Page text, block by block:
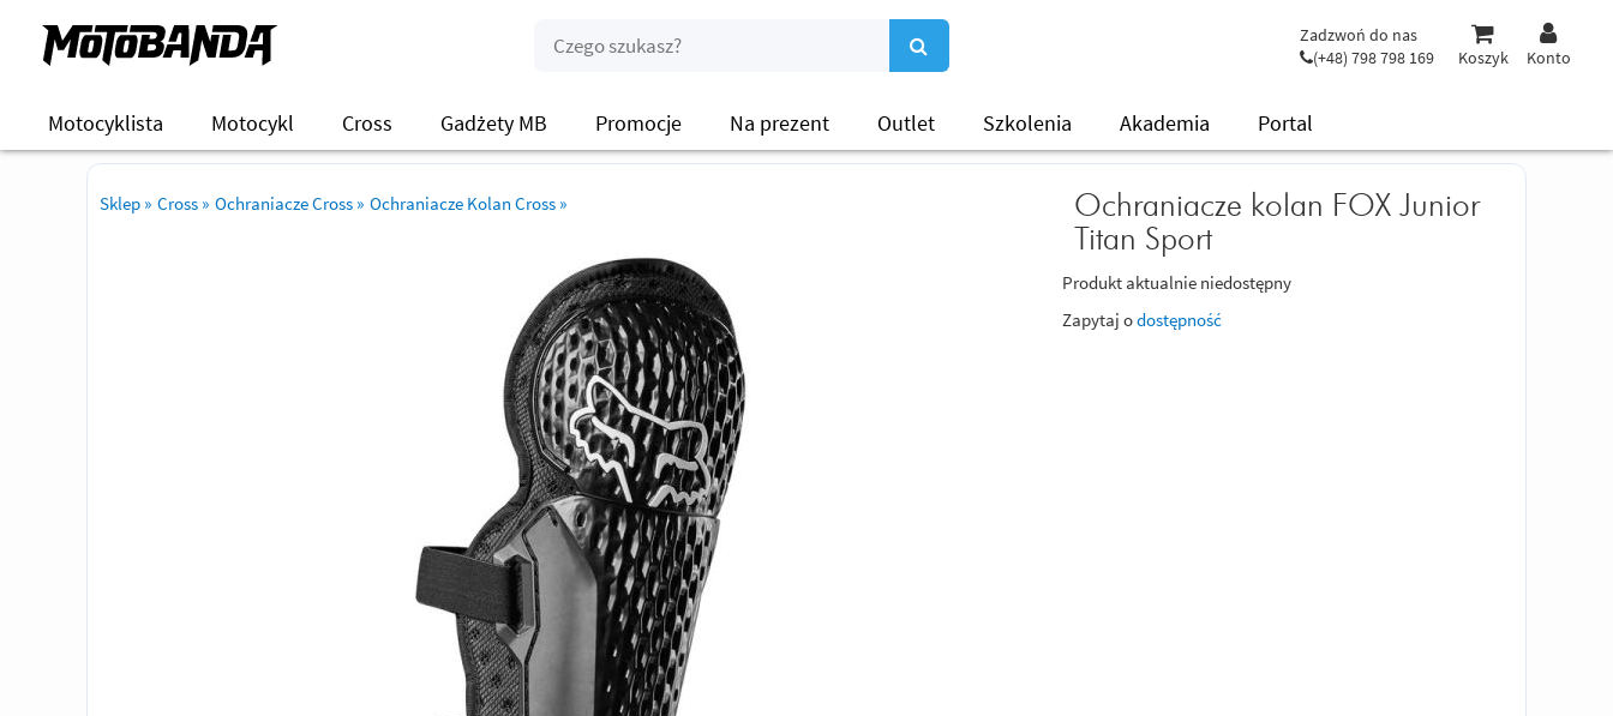
Zadzwoń do nas
(+48) 798 798 169
Koszyk Konto
Motocyklista Motocykl Cross Gadżety MB Promocje Na prezent Outlet Szkolenia Akademia Portal
Sklep » Cross » Ochraniacze Cross » Ochraniacze Kolan Cross »
Ochraniacze kolan FOX Junior
Titan Sport
Produkt aktualnie niedostępny
Zapytaj odostępność